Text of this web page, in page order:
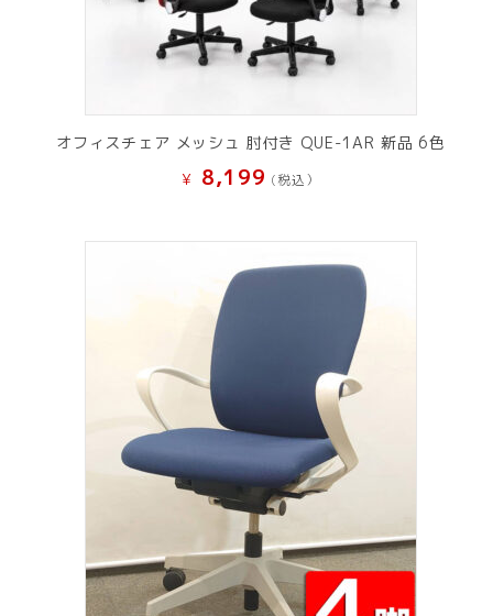
オフィスチェア メッシュ 肘付き QUE-1AR 新品 6色
¥ 8,199 (税込）